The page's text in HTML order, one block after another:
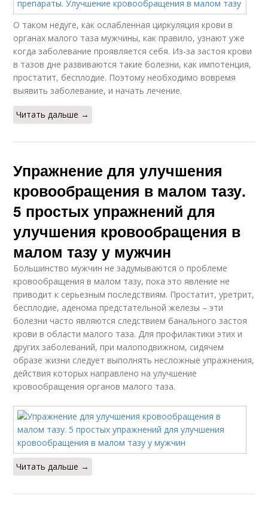
О таком недуге, как ослабленная циркуляция крови в
органах малого таза мужчины, как правило, узнают уже
когда заболевание проявляется себя. Из-за застоя крови
в тазов дне развиваются такие болезни, как импотенция,
простатит, бесплодие. Поэтому необходимо вовремя
выявить заболевание, и начать лечение.
Читать дальше →
Упражнение для улучшения
кровообращения в малом тазу.
5 простых упражнений для
улучшения кровообращения в
малом тазу у мужчин
Большинство мужчин не задумываются о проблеме
кровообращения в малом тазу, пока это явление не
приводит к серьезным последствиям. Простатит, уретрит,
бесплодие, аденома предстательной железы – эти
болезни часто являются следствием банального застоя
крови в области малого таза. Для профилактики этих и
других заболеваний, при малоподвижном, сидячем
образе жизни следует выполнять несложные упражнения,
действия которых направлено на улучшение
кровообращения органов малого таза.
Читать дальше →